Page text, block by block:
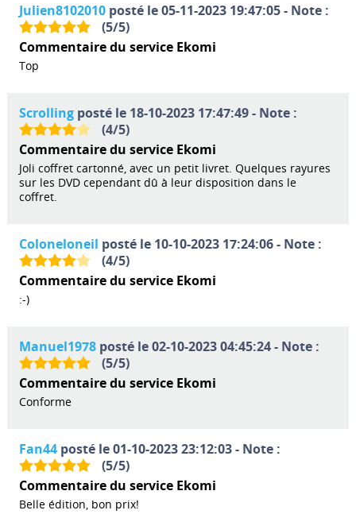
Julien8102010posté le 05-11-2023 19:47:05 - Note :
(5/5)
Commentaire du service Ekomi
Top
Scrollingposté le 18-10-2023 17:47:49 - Note :
(4/5)
Commentaire du service Ekomi
Joli coffret cartonné, avec un petit livret. Quelques rayures
sur les DVD cependant dû à leur disposition dans le
coffret.
Coloneloneil posté le 10-10-2023 17:24:06 - Note :
(4/5)
Commentaire du service Ekomi
:-)
Manuel1978posté le 02-10-2023 04:45:24 - Note :
(5/5)
Commentaire du service Ekomi
Conforme
Fan44posté le 01-10-2023 23:12:03 - Note :
(5/5)
Commentaire du service Ekomi
Belle édition, bon prix!